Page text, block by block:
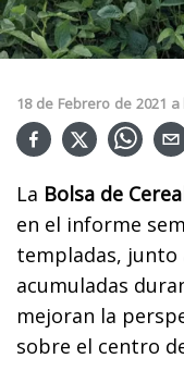
18 de Febrero de 2021 a
La Bolsa de
en el informe
templadas, junto
acumuladas
mejoran la
sobre el centro